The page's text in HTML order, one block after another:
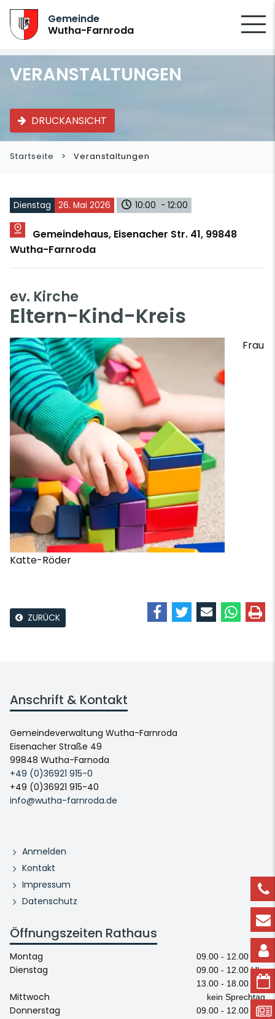
Gemeinde
Wutha-Farnroda
VERANSTALTUNGEN
DRUCKANSICHT
Startseite Veranstaltungen
Dienstag 26. Mai 2026 10:00 - 12:00
Gemeindehaus, Eisenacher Str. 41, 99848
Wutha-Farnroda
ev. Kirche
Eltern-Kind-Kreis
Frau
Katte-Röder
ZURÜCK
Anschrift & Kontakt
Gemeindeverwaltung Wutha-Farnroda
Eisenacher Straße 49
99848 Wutha-Farnoda
+49 (0)36921 915-0
+49 (0)36921 915-40
info@wutha-farnroda.de
Anmelden
Kontakt
Impressum
Datenschutz
Öffnungszeiten Rathaus
Montag 09.00 - 12.00 Uhr
Dienstag
09.00 - 12.00 Uhr
13.00 - 18.00 Uhr
Mittwoch kein Sprechtag
Donnerstag
09.00 - 12.00 Uhr